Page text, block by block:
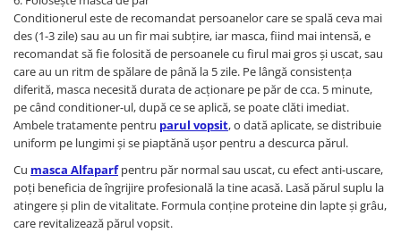
Conditionerul este de recomandat persoanelor care se spală ceva mai
des (1-3 zile) sau au un fir mai subțire, iar masca, fiind mai intensă, e
recomandat să fie folosită de persoanele cu firul mai gros și uscat, sau
care au un ritm de spălare de până la 5 zile. Pe lângă consistența
diferită, masca necesită durata de acționare pe păr de cca. 5 minute,
pe când conditioner-ul, după ce se aplică, se poate clăti imediat.
Ambele tratamente pentru parul vopsit, o dată aplicate, se distribuie
uniform pe lungimi și se piaptănă ușor pentru a descurca părul.
Cu masca Alfaparf pentru păr normal sau uscat, cu efect anti-uscare,
poți beneficia de îngrijire profesională la tine acasă. Lasă părul suplu la
atingere și plin de vitalitate. Formula conține proteine din lapte și grâu,
care revitalizează părul vopsit.